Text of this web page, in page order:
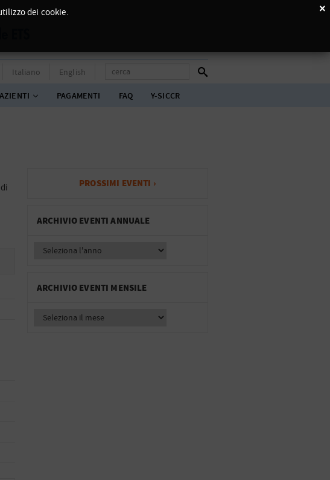
Italiano English
PAGAMENTI FAQ Y-SICCR
PROSSIMI EVENTI ›
ARCHIVIO EVENTI ANNUALE
ARCHIVIO EVENTI MENSILE
×
dei cookie.